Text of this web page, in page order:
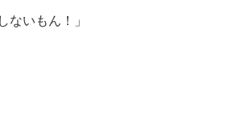
ないもん！」